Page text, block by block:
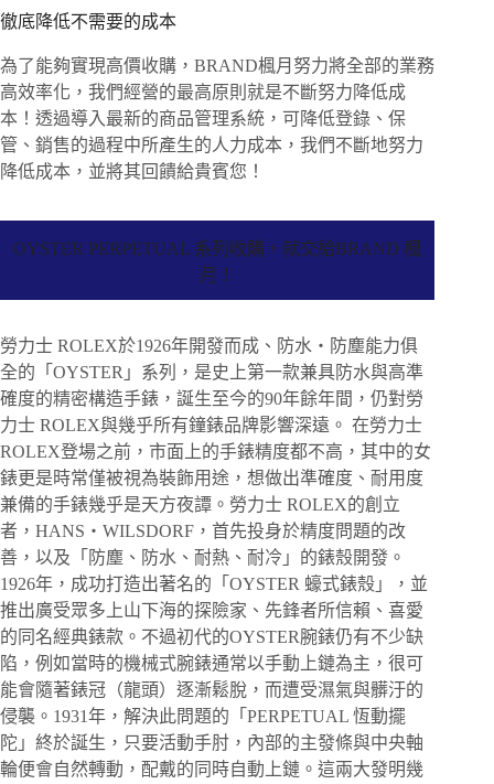
徹底降低不需要的成本
為了能夠實現高價收購，BRAND楓月努力將全部的業務
高效率化，我們經營的最高原則就是不斷努力降低成
本！透過導入最新的商品管理系統，可降低登錄、保
管、銷售的過程中所產生的人力成本，我們不斷地努力
降低成本，並將其回饋給貴賓您！
OYSTER PERPETUAL 系列收購，就交給BRAND 楓
月！
勞力士 ROLEX於1926年開發而成、防水・防塵能力俱
全的「OYSTER」系列，是史上第一款兼具防水與高準
確度的精密構造手錶，誕生至今的90年餘年間，仍對勞
力士 ROLEX與幾乎所有鐘錶品牌影響深遠。 在勞力士
ROLEX登場之前，市面上的手錶精度都不高，其中的女
錶更是時常僅被視為裝飾用途，想做出準確度、耐用度
兼備的手錶幾乎是天方夜譚。勞力士 ROLEX的創立
者，HANS・WILSDORF，首先投身於精度問題的改
善，以及「防塵、防水、耐熱、耐冷」的錶殼開發。
1926年，成功打造出著名的「OYSTER 蠔式錶殼」，並
推出廣受眾多上山下海的探險家、先鋒者所信賴、喜愛
的同名經典錶款。不過初代的OYSTER腕錶仍有不少缺
陷，例如當時的機械式腕錶通常以手動上鏈為主，很可
能會隨著錶冠（龍頭）逐漸鬆脫，而遭受濕氣與髒汙的
侵襲。1931年，解決此問題的「PERPETUAL 恆動擺
陀」終於誕生，只要活動手肘，內部的主發條與中央軸
輪便會自然轉動，配戴的同時自動上鏈。這兩大發明幾